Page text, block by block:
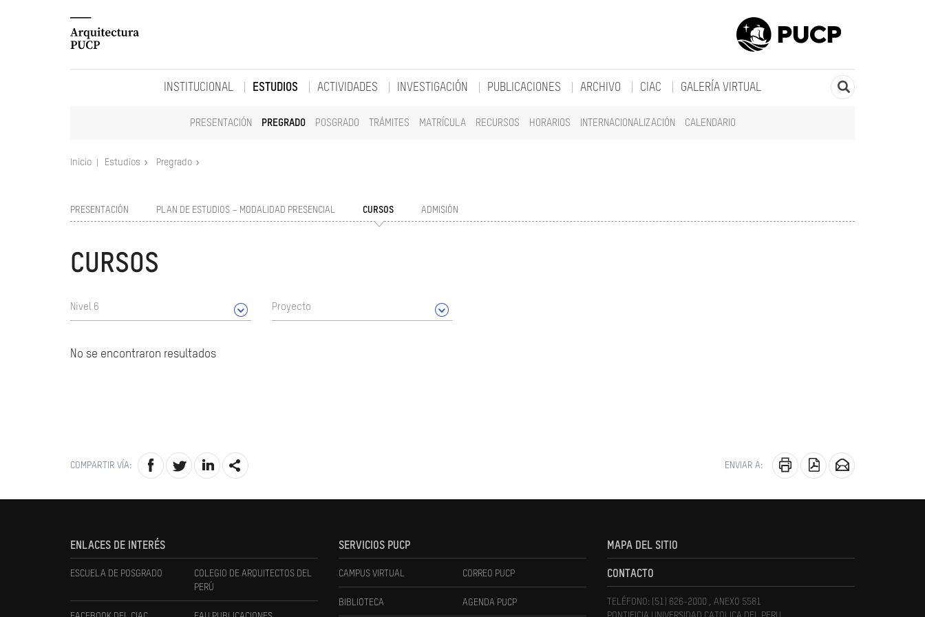
INSTITUCIONAL ESTUDIOS
PRESENTACIÓN PREGRADO POSGRADO TRÁMITES MATRÍCULA RECURSOS HORARIOS INTERNACIONALIZACIÓN CALENDARIO
ACTIVIDADES INVESTIGACIÓN PUBLICACIONES ARCHIVO CIAC GALERÍA VIRTUAL
Inicio Estudios Pregrado
PRESENTACIÓN PLAN DE ESTUDIOS – MODALIDAD PRESENCIAL CURSOS ADMISIÓN
CURSOS
Nivel 6 Proyecto
No se encontraron resultados
COMPARTIR VÍA: ENVIAR A:
ENLACES DE INTERÉS
ESCUELA DE POSGRADO
COLEGIO DE ARQUITECTOS DEL
PERÚ
SERVICIOS PUCP
CAMPUS VIRTUAL CORREO PUCP
BIBLIOTECA AGENDA PUCP
MAPA DEL SITIO
CONTACTO
TELÉFONO: (51) 626-2000 , ANEXO 5581